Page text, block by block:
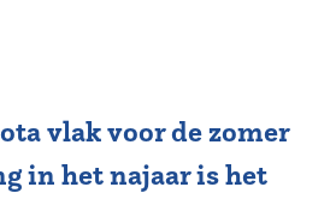
vlak voor de zomer
in het najaar is het